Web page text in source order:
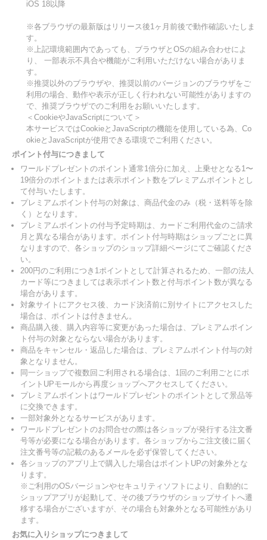
iOS 18以降
※各ブラウザの最新版はリリース後1ヶ月前後で動作確認いたしま
す。
※上記環境範囲内であっても、ブラウザとOSの組み合わせによ
り、 一部表示不具合や機能がご利用いただけない場合がありま
す。
※推奨以外のブラウザや、推奨以前のバージョンのブラウザをご
利用の場合、動作や表示が正しく行われない可能性がありますの
で、推奨ブラウザでのご利用をお願いいたします。
＜CookieやJavaScriptについて＞
本サービスではCookieとJavaScriptの機能を使用している為、Co
okieとJavaScriptが使用できる環境でご利用ください。
ポイント付与につきまして
ワールドプレゼントのポイント通常1倍分に加え、上乗せとなる1〜
19倍分のポイントまたは表示ポイント数をプレミアムポイントとし
て付与いたします。
プレミアムポイント付与の対象は、商品代金のみ（税・送料等を除
く）となります。
プレミアムポイントの付与予定時期は、カードご利用代金のご請求
月と異なる場合があります。ポイント付与時期はショップごとに異
なりますので、各ショップのショップ詳細ページにてご確認くださ
い。
200円のご利用につき1ポイントとして計算されるため、一部の法人
カード等につきましては表示ポイント数と付与ポイント数が異なる
場合があります。
対象サイトにアクセス後、カード決済前に別サイトにアクセスした
場合は、ポイントは付きません。
商品購入後、購入内容等に変更があった場合は、プレミアムポイン
ト付与の対象とならない場合があります。
商品をキャンセル・返品した場合は、プレミアムポイント付与の対
象となりません。
同一ショップで複数回ご利用される場合は、1回のご利用ごとにポ
イントUPモールから再度ショップへアクセスしてください。
プレミアムポイントはワールドプレゼントのポイントとして景品等
に交換できます。
一部対象外となるサービスがあります。
ワールドプレゼントのお問合せの際は各ショップが発行する注文番
号等が必要になる場合があります。各ショップからご注文後に届く
注文番号等の記載のあるメールを必ず保管してください。
各ショップのアプリ上で購入した場合はポイントUPの対象外とな
ります。
※ご利用のOSバージョンやセキュリティソフトにより、自動的に
ショップアプリが起動して、その後ブラウザのショップサイトへ遷
移する場合がございますが、その場合も対象外となる可能性があり
ます。
お気に入りショップにつきまして